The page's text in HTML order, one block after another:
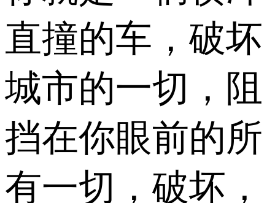
直撞的车，破坏
城市的一切，阻
挡在你眼前的所
有一切，破坏，